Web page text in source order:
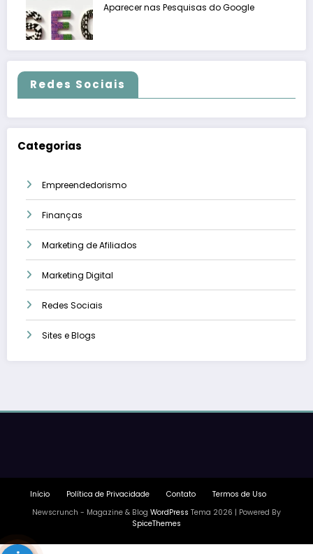
Aparecer nas Pesquisas do Google
Redes Sociais
Categorias
Empreendedorismo
Finanças
Marketing de Afiliados
Marketing Digital
Redes Sociais
Sites e Blogs
Início Política de Privacidade Contato
Termos de Uso
Newscrunch - Magazine & Blog WordPress Tema 2026 | Powered By
SpiceThemes